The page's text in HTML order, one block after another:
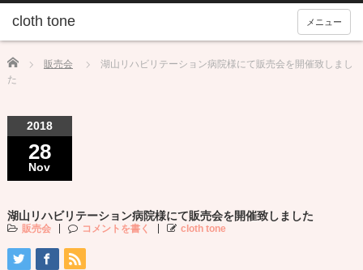
メニュー
Home 販売会
湖山リハビリテーション病院様にて販売会を開催致しまし
た
2018
28
Nov
湖山リハビリテーション病院様にて販売会を開催致しました
販売会 コメントを書く cloth tone